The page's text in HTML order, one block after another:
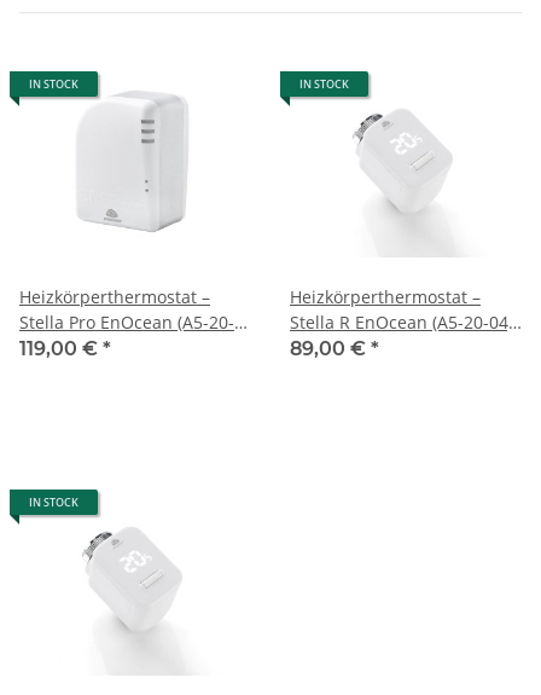
IN STOCK
Heizkörperthermostat –
Stella Pro EnOcean (A5-20-
01) für z.B. Raspberrymatic,
119,00 € *
IN STOCK
Heizkörperthermostat –
Stella R EnOcean (A5-20-04)
für z.B. Raspberrymatic,
89,00 € *
IN STOCK